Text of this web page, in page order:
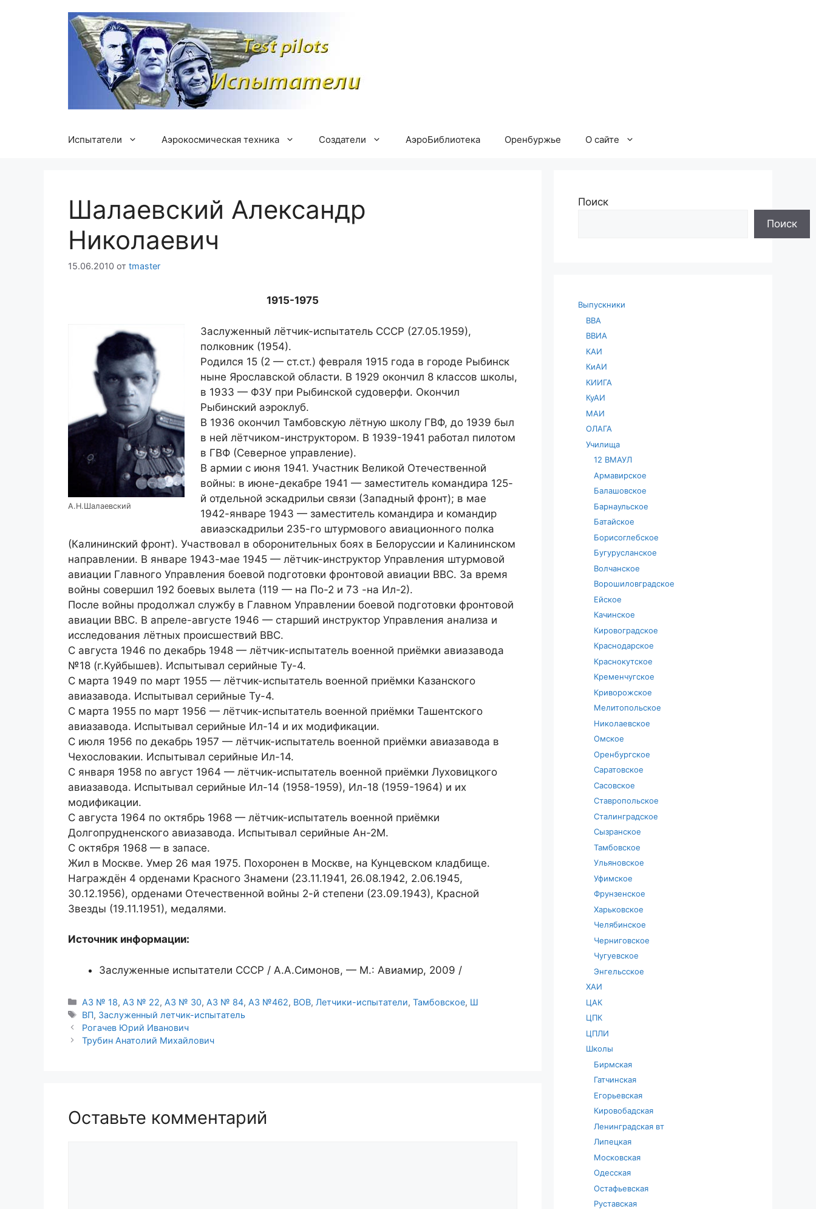
Испытатели Аэрокосмическая техника Создатели АэроБиблиотека Оренбуржье О сайте
Шалаевский Александр
Николаевич
15.06.2010 от tmaster
1915-1975
А.Н.Шалаевский
Заслуженный лётчик-испытатель СССР (27.05.1959),
полковник (1954).
Родился 15 (2 — ст.ст.) февраля 1915 года в городе Рыбинск
ныне Ярославской области. В 1929 окончил 8 классов школы,
в 1933 — ФЗУ при Рыбинской судоверфи. Окончил
Рыбинский аэроклуб.
В 1936 окончил Тамбовскую лётную школу ГВФ, до 1939 был
в ней лётчиком-инструктором. В 1939-1941 работал пилотом
в ГВФ (Северное управление).
В армии с июня 1941. Участник Великой Отечественной
войны: в июне-декабре 1941 — заместитель командира 125-
й отдельной эска­дрильи связи (Западный фронт); в мае
1942-январе 1943 — заместитель командира и командир
авиаэскадрильи 235-го штурмового авиационного полка
(Калининский фронт). Участвовал в оборонительных боях в Белоруссии и Калининском
направлении. В январе 1943-мае 1945 — лётчик-инструктор Управления штурмовой
авиации Главного Управления боевой подготовки фронтовой авиации ВВС. За время
войны совершил 192 боевых вылета (119 — на По-2 и 73 -на Ил-2).
После войны продолжал службу в Главном Управлении боевой подготовки фронтовой
авиации ВВС. В апреле-августе 1946 — старший инструктор Управления анализа и
исследования лётных происшествий ВВС.
С августа 1946 по декабрь 1948 — лётчик-испытатель военной приёмки авиазавода
№18 (г.Куйбышев). Испытывал серийные Ту-4.
С марта 1949 по март 1955 — лётчик-испытатель военной приёмки Казанского
авиазавода. Испытывал серийные Ту-4.
С марта 1955 по март 1956 — лётчик-испытатель военной приёмки Ташентского
авиазавода. Испытывал серийные Ил-14 и их модификации.
С июля 1956 по декабрь 1957 — лётчик-испытатель военной приёмки авиазавода в
Чехословакии. Испытывал серийные Ил-14.
С января 1958 по август 1964 — лётчик-испытатель военной приёмки Луховицкого
авиазавода. Испытывал серийные Ил-14 (1958-1959), Ил-18 (1959-1964) и их
модификации.
С августа 1964 по октябрь 1968 — лётчик-испытатель военной приёмки
Долгопрудненского авиазавода. Испытывал серийные Ан-2М.
С октября 1968 — в запасе.
Жил в Москве. Умер 26 мая 1975. Похоронен в Москве, на Кунцевском кладбище.
Награждён 4 орденами Красного Знамени (23.11.1941, 26.08.1942, 2.06.1945,
30.12.1956), орденами Отечественной войны 2-й степени (23.09.1943), Красной
Звезды (19.11.1951), медалями.
Источник информации:
Заслуженные испытатели СССР / А.А.Симонов, — М.: Авиамир, 2009 /
Рубрики
АЗ № 18, АЗ № 22, АЗ № 30, АЗ № 84, АЗ №462, ВОВ,Летчики-испытатели,Тамбовское, Ш
Метки
ВП, Заслуженный летчик-испытатель
Рогачев Юрий Иванович
Трубин Анатолий Михайлович
Оставьте комментарий
Поиск
Поиск
Выпускники
ВВА
ВВИА
КАИ
КиАИ
КИИГА
КуАИ
МАИ
ОЛАГА
Училища
12 ВМАУЛ
Армавирское
Балашовское
Барнаульское
Батайское
Борисоглебское
Бугурусланское
Волчанское
Ворошиловградское
Ейское
Качинское
Кировоградское
Краснодарское
Краснокутское
Кременчугское
Криворожское
Мелитопольское
Николаевское
Омское
Оренбургское
Саратовское
Сасовское
Ставропольское
Сталинградское
Сызранское
Тамбовское
Ульяновское
Уфимское
Фрунзенское
Харьковское
Челябинское
Черниговское
Чугуевское
Энгельсское
ХАИ
ЦАК
ЦПК
ЦПЛИ
Школы
Бирмская
Гатчинская
Егорьевская
Кировобадская
Ленинградская вт
Липецкая
Московская
Одесская
Остафьевская
Руставская